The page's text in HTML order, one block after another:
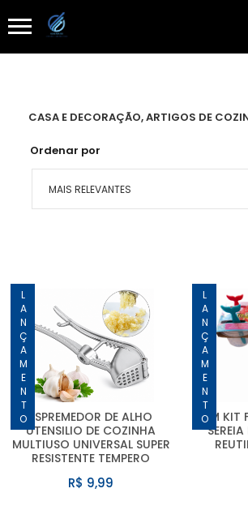
CASA E DECORAÇÃO, ARTIGOS DE
Ordenar por
MAIS RELEVANTES
MAIOR PREÇO
A - Z
LANÇAMENTO ESPREMEDOR DE ALHO
UTENSILIO DE COZINHA
MULTIUSO UNIVERSAL SUPER
RESISTENTE TEMPERO
R$ 9,99
LANÇAMENTO
UM KIT